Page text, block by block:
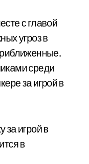
с главой
угроз в
среди
за игрой в
за игрой в
в